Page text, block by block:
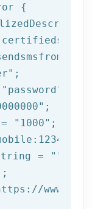
{
"password"
"1000"
= ""